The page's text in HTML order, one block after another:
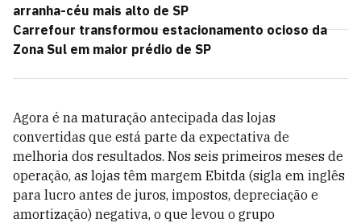
arranha-céu mais alto de SP
Carrefour transformou estacionamento ocioso da
Zona Sul em maior prédio de SP
Agora é na maturação antecipada das lojas
convertidas que está parte da expectativa de
melhoria dos resultados. Nos seis primeiros meses de
operação, as lojas têm margem Ebitda (sigla em inglês
para lucro antes de juros, impostos, depreciação e
amortização) negativa, o que levou o grupo